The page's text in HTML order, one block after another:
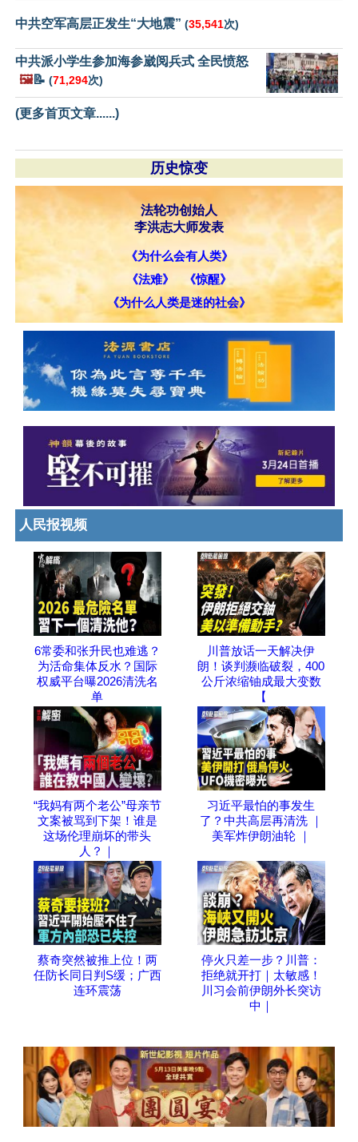
中共空军高层正发生“大地震” (35,541次)
中共派小学生参加海参崴阅兵式 全民愤怒
🖼️📝 (71,294次)
(更多首页文章......)
历史惊变
法轮功创始人
李洪志大师发表
《为什么会有人类》
《法难》
《惊醒》
《为什么人类是迷的社会》
人民报视频
6常委和张升民也难逃？
为活命集体反水？国际
权威平台曝2026清洗名
单
川普放话一天解决伊
朗！谈判濒临破裂，400
公斤浓缩铀成最大变数
【
“我妈有两个老公”母亲节
文案被骂到下架！谁是
这场伦理崩坏的带头
人？｜
习近平最怕的事发生
了？中共高层再清洗 ｜
美军炸伊朗油轮 ｜
蔡奇突然被推上位！两
任防长同日判S缓；广西
连环震荡
停火只差一步？川普：
拒绝就开打｜太敏感！
川习会前伊朗外长突访
中｜